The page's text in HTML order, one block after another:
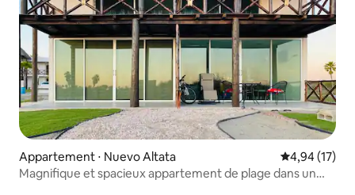
Appartement ⋅ Nuevo Altata Évaluation
4,94 (17)
Magnifique et spacieux appartement de plage dans un